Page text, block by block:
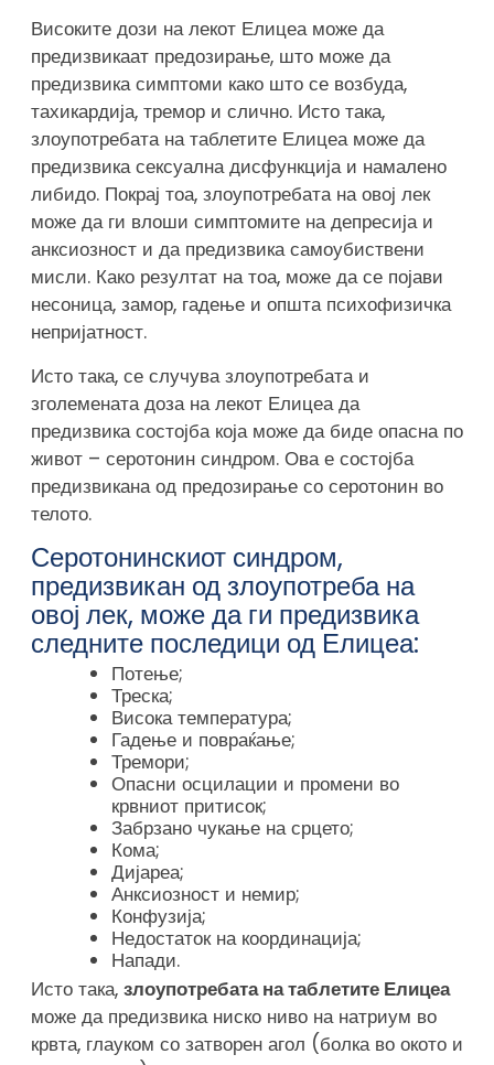
Високите дози на лекот Елицеа може да
предизвикаат предозирање, што може да
предизвика симптоми како што се возбуда,
тахикардија, тремор и слично. Исто така,
злоупотребата на таблетите Елицеа може да
предизвика сексуална дисфункција и намалено
либидо. Покрај тоа, злоупотребата на овој лек
може да ги влоши симптомите на депресија и
анксиозност и да предизвика самоубиствени
мисли. Како резултат на тоа, може да се појави
несоница, замор, гадење и општа психофизичка
непријатност.
Исто така, се случува злоупотребата и
зголемената доза на лекот Елицеа да
предизвика состојба која може да биде опасна по
живот – серотонин синдром. Ова е состојба
предизвикана од предозирање со серотонин во
телото.
Серотонинскиот синдром,
предизвикан од злоупотреба на
овој лек, може да ги предизвика
следните последици од Елицеа:
Потење;
Треска;
Висока температура;
Гадење и повраќање;
Тремори;
Опасни осцилации и промени во
крвниот притисок;
Забрзано чукање на срцето;
Кома;
Дијареа;
Анксиозност и немир;
Конфузија;
Недостаток на координација;
Напади.
Исто така, злоупотребата на таблетите Елицеа
може да предизвика ниско ниво на натриум во
крвта, глауком со затворен агол (болка во окото и